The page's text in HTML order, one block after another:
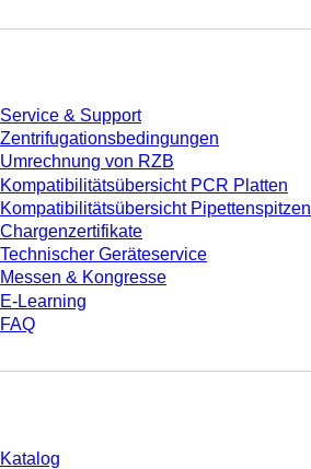
Service & Support
Zentrifugationsbedingungen
Umrechnung von RZB
Kompatibilitätsübersicht PCR Platten
Kompatibilitätsübersicht Pipettenspitzen
Chargenzertifikate
Technischer Geräteservice
Messen & Kongresse
E-Learning
FAQ
Katalog